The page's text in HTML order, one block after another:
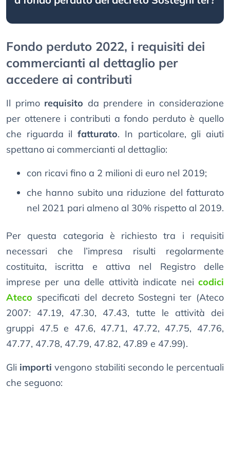
Fondo perduto 2022, i requisiti dei
commercianti al dettaglio per
accedere ai contributi
Il primo requisito da prendere in considerazione
per ottenere i contributi a fondo perduto è quello
che riguarda ilfatturato. In particolare, gli aiuti
spettano ai commercianti al dettaglio:
con ricavi fino a 2 milioni di euro nel 2019;
che hanno subito una riduzione del fatturato
nel 2021 pari almeno al 30% rispetto al 2019.
Per questa categoria è richiesto tra i requisiti
necessari che l’impresa risulti regolarmente
costituita, iscritta e attiva nel Registro delle
imprese per una delle attività indicate nei codici
Ateco specificati del decreto Sostegni ter (Ateco
2007: 47.19, 47.30, 47.43, tutte le attività dei
gruppi 47.5 e 47.6, 47.71, 47.72, 47.75, 47.76,
47.77, 47.78, 47.79, 47.82, 47.89 e 47.99).
Gli importi vengono stabiliti secondo le percentuali
che seguono: